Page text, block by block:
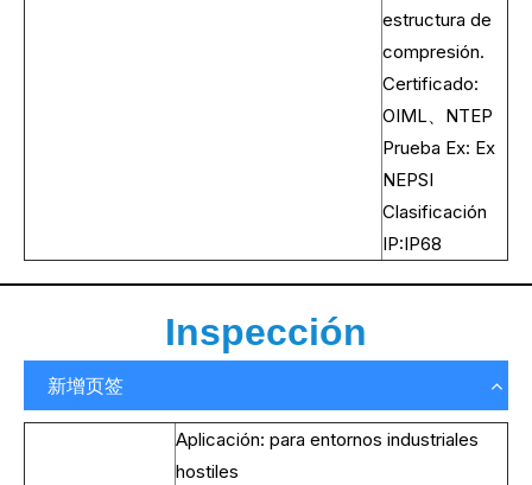
estructura de
compresión.
Certificado:
OIML、NTEP
Prueba Ex: Ex
NEPSI
Clasificación
IP:IP68
Inspección
新增页签
Aplicación: para entornos industriales
hostiles